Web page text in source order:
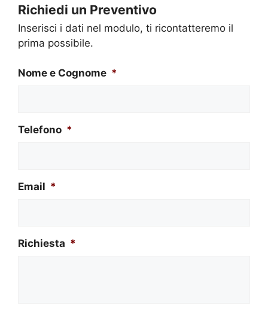
Richiedi un Preventivo
Inserisci i dati nel modulo, ti ricontatteremo il
prima possibile.
Nome e Cognome *
Telefono *
Email *
Richiesta *